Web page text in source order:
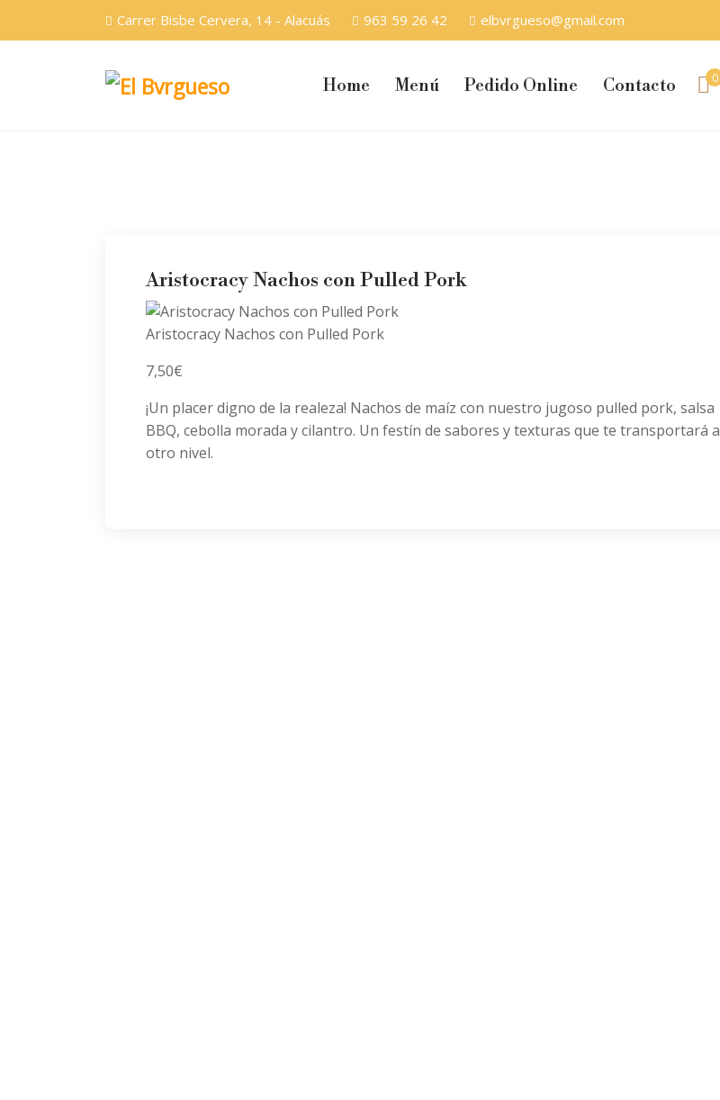
Carrer Bisbe Cervera, 14 - Alacuás 963 59 26 42 elbvrgueso@gmail.com
Home Menú Pedido Online Contacto 0
Aristocracy Nachos con Pulled Pork
Aristocracy Nachos con Pulled Pork
7,50€
¡Un placer digno de la realeza! Nachos de maíz con nuestro jugoso pulled pork, salsa
BBQ, cebolla morada y cilantro. Un festín de sabores y texturas que te transportará a
otro nivel.